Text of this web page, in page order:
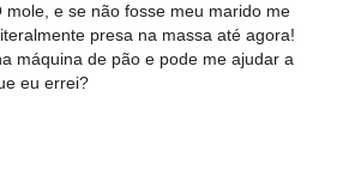
mole, e se não fosse meu marido me
presa na massa até agora!
máquina de pão e pode me ajudar a
eu errei?